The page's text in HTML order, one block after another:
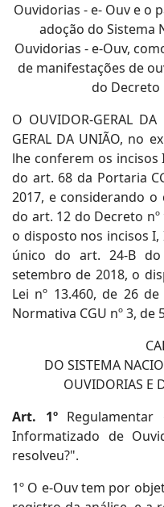
Ouvidorias - e- Ouv e o
adoção do Sistema
Ouvidorias - e-Ouv,
de manifestações de
do Decreto
O OUVIDOR-GERAL
GERAL DA UNIÃO, no
lhe conferem os
do art. 68 da Portaria
2017, e considerando
do art. 12 do Decreto nº
o disposto nos incisos
único do art. 24-B
setembro de 2018, o
Lei nº 13.460, de 26
Normativa CGU nº 3, de
DO SISTEMA
OUVIDORIAS E
Art. 1ºRegulamentar
Informatizado de
resolveu?".
1º O e-Ouv tem por